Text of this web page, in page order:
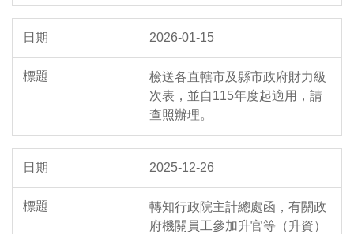
2026-01-15
檢送各直轄市及縣市政府財力級
次表，並自115年度起適用，請
查照辦理。
2025-12-26
轉知行政院主計總處函，有關政
府機關員工參加升官等（升資）